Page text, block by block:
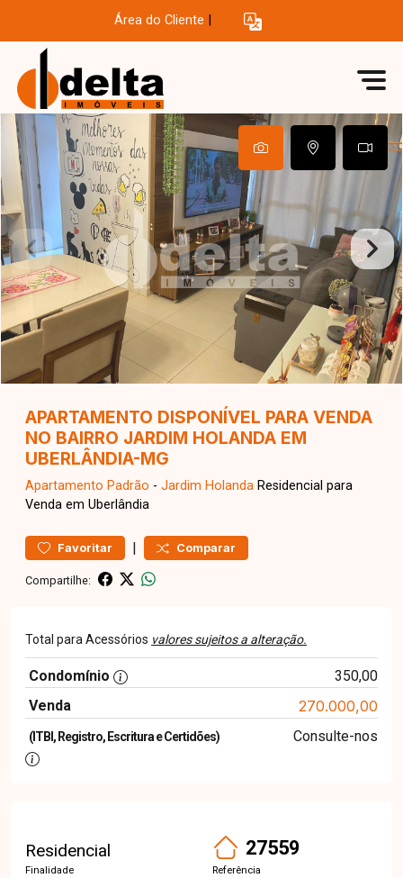
Área do Cliente
APARTAMENTO DISPONÍVEL PARA VENDA
NO BAIRRO JARDIM HOLANDA EM
UBERLÂNDIA-MG
Apartamento Padrão - Jardim Holanda Residencial para
Venda em Uberlândia
Favoritar | Comparar
Compartilhe:
Total para Acessórios valores sujeitos a alteração.
Condomínio
350,00
Venda
270.000,00
(ITBI, Registro, Escritura e Certidões) Consulte-nos
Residencial
Finalidade
27559
Referência